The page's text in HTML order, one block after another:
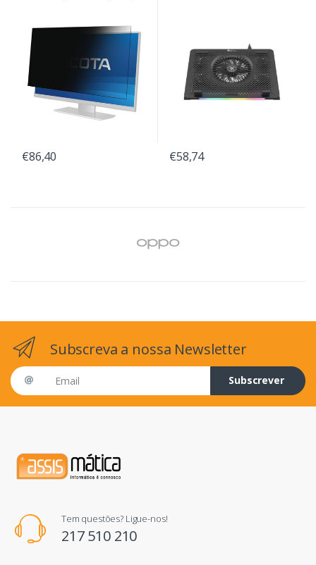
€86,40 €58,74
Subscreva a nossa Newsletter
Email address
Subscrever
Tem questões? Ligue-nos!
217 510 210